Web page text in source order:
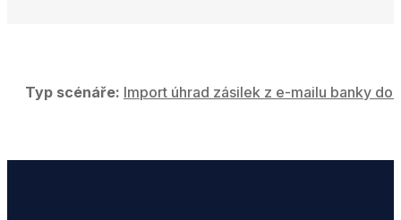
Typ scénáře: Import úhrad zásilek z e-mailu banky do